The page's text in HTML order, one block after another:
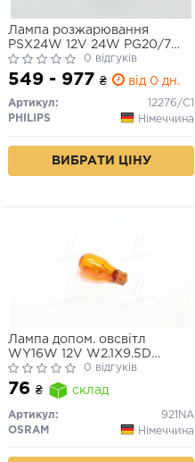
Лампа розжарювання
PSX24W 12V 24W PG20/7
HIPERVISION (вир-во Philips)
0 відгуків
549 - 977 ₴ від 0 дн.
Артикул:
12276/C1
PHILIPS
Німеччина
ВИБРАТИ ЦІНУ
Лампа допом. овсвiтл
WY16W 12V W2.1X9.5D
(жовта)
0 відгуків
76 ₴ склад
Артикул:
921NA
OSRAM
Німеччина